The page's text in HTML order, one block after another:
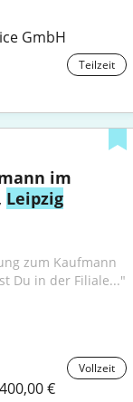
GmbH
Teilzeit
Leipzig
zum Kaufmann
Du in der Filiale..."
Vollzeit
€